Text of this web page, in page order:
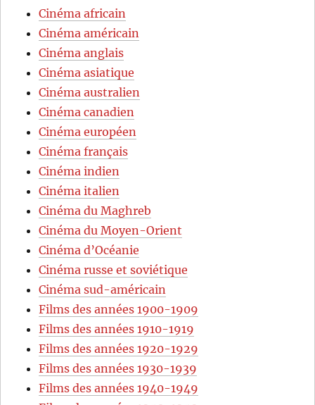
Cinéma africain
Cinéma américain
Cinéma anglais
Cinéma asiatique
Cinéma australien
Cinéma canadien
Cinéma européen
Cinéma français
Cinéma indien
Cinéma italien
Cinéma du Maghreb
Cinéma du Moyen-Orient
Cinéma d’Océanie
Cinéma russe et soviétique
Cinéma sud-américain
Films des années 1900-1909
Films des années 1910-1919
Films des années 1920-1929
Films des années 1930-1939
Films des années 1940-1949